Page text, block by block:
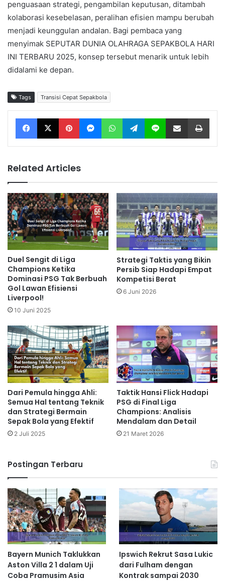
penguasaan strategi, pengambilan keputusan, ditambah
kolaborasi kesebelasan, peralihan efisien mampu berubah
menjadi keunggulan andalan. Bagi pembaca yang
menyimak SEPUTAR DUNIA OLAHRAGA SEPAKBOLA HARI
INI TERBARU 2025, konsep tersebut menarik untuk lebih
didalami ke depan.
Tags Transisi Cepat Sepakbola
Facebook X Pinterest Messenger WhatsApp Telegram Line Share via Email
Related Articles
Duel Sengit di Liga
Champions Ketika
Dominasi PSG Tak Berbuah
Gol Lawan Efisiensi
Liverpool!
10 Juni 2025
Strategi Taktis yang Bikin
Persib Siap Hadapi Empat
Kompetisi Berat
6 Juni 2026
Dari Pemula hingga Ahli:
Semua Hal tentang Teknik
dan Strategi Bermain
Sepak Bola yang Efektif
2 Juli 2025
Taktik Hansi Flick Hadapi
PSG di Final Liga
Champions: Analisis
Mendalam dan Detail
21 Maret 2026
Postingan Terbaru
Bayern Munich Taklukkan
Aston Villa 2 1 dalam Uji
Coba Pramusim Asia
Ipswich Rekrut Sasa Lukic
dari Fulham dengan
Kontrak sampai 2030